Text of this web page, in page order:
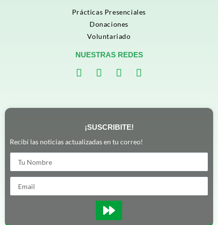
Prácticas Presenciales
Donaciones
Voluntariado
NUESTRAS REDES
¡SUSCRIBITE!
Recibí las noticias actualizadas en tu correo!